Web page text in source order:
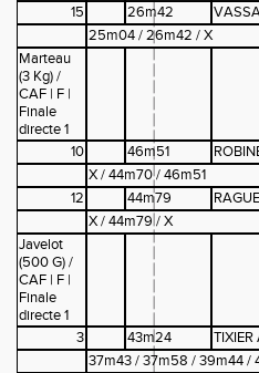
15
26m42
25m04 / 26m42 / X
Marteau
(3 Kg) /
CAF | F |
Finale
directe 1
10
46m51
X / 44m70 / 46m51
12
44m79
X / 44m79 / X
Javelot
(500 G) /
CAF | F |
Finale
directe 1
3
43m24
37m43 / 37m58 / 39m44 /